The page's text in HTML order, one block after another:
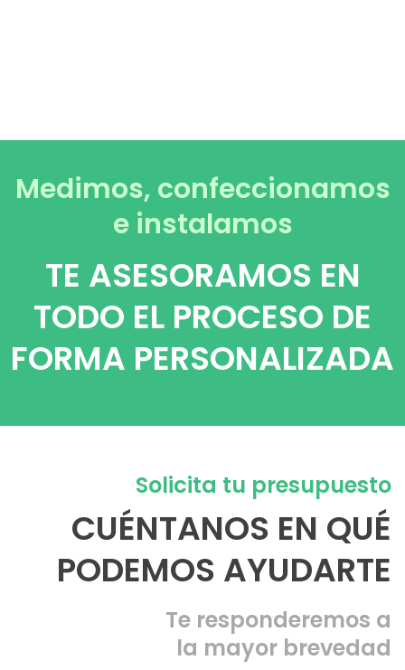
Medimos, confeccionamos
e instalamos
TE ASESORAMOS EN
TODO EL PROCESO DE
FORMA PERSONALIZADA
Solicita tu presupuesto
CUÉNTANOS EN QUÉ
PODEMOS AYUDARTE
Te responderemos a
la mayor brevedad